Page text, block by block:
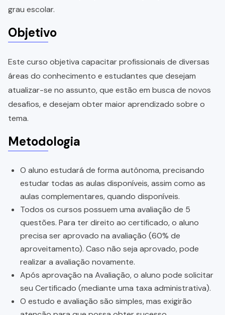
grau escolar.
Objetivo
Este curso objetiva capacitar profissionais de diversas
áreas do conhecimento e estudantes que desejam
atualizar-se no assunto, que estão em busca de novos
desafios, e desejam obter maior aprendizado sobre o
tema.
Metodologia
O aluno estudará de forma autônoma, precisando
estudar todas as aulas disponíveis, assim como as
aulas complementares, quando disponíveis.
Todos os cursos possuem uma avaliação de 5
questões. Para ter direito ao certificado, o aluno
precisa ser aprovado na avaliação (60% de
aproveitamento). Caso não seja aprovado, pode
realizar a avaliação novamente.
Após aprovação na Avaliação, o aluno pode solicitar
seu Certificado (mediante uma taxa administrativa).
O estudo e avaliação são simples, mas exigirão